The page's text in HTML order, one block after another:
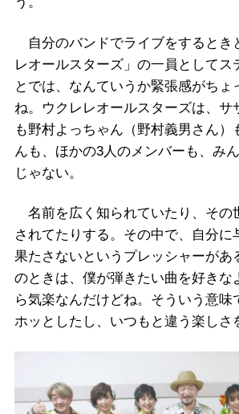
自分のバンドでライブをするとき
レオールスターズ」の一員としてス
とでは、なんていうか緊張感がちょ
ね。ウクレレオールスターズは、サ
も野村よっちゃん（野村義男さん）
んも、ほかの3人のメンバーも、み
じゃない。
名前を広く知られていたり、その
されてたりする。その中で、自分に
果たさないというプレッシャーがあ
のときは、僕が弾きたい曲を好きな
ら気楽なんだけどね。そういう意味
ホッとしたし、いつもと違う楽しさ